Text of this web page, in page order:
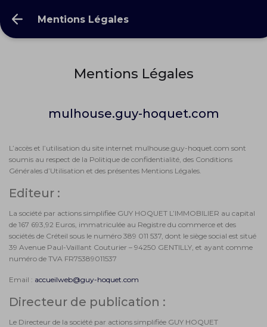
Mentions Légales
Mentions Légales
mulhouse.guy-hoquet.com
L’accès et l’utilisation du site internet mulhouse.guy-hoquet.com sont
soumis au respect de la Politique de confidentialité, des Conditions
Générales d’Utilisation et des présentes Mentions Légales.
Editeur :
La société par actions simplifiée GUY HOQUET L’IMMOBILIER au capital
de 167 693,92 Euros, immatriculée au Registre du commerce et des
sociétés de Créteil sous le numéro 389 011 537, dont le siège social est situé
39 Avenue Paul-Vaillant Couturier – 94250 GENTILLY, et ayant comme
numéro de TVA FR75389011537
Email : accueilweb@guy-hoquet.com
Directeur de publication :
Le Directeur de la société par actions simplifiée GUY HOQUET